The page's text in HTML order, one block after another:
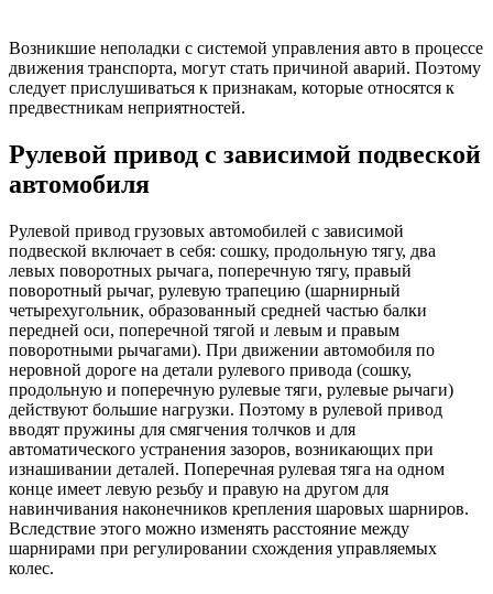
Возникшие неполадки с системой управления авто в процессе
движения транспорта, могут стать причиной аварий. Поэтому
следует прислушиваться к признакам, которые относятся к
предвестникам неприятностей.
Рулевой привод с зависимой подвеской
автомобиля
Рулевой привод грузовых автомобилей с зависимой
подвеской включает в себя: сошку, продольную тягу, два
левых поворотных рычага, поперечную тягу, правый
поворотный рычаг, рулевую трапецию (шарнирный
четырехугольник, образованный средней частью балки
передней оси, поперечной тягой и левым и правым
поворотными рычагами). При движении автомобиля по
неровной дороге на детали рулевого привода (сошку,
продольную и поперечную рулевые тяги, рулевые рычаги)
действуют большие нагрузки. Поэтому в рулевой привод
вводят пружины для смягчения толчков и для
автоматического устранения зазоров, возникающих при
изнашивании деталей. Поперечная рулевая тяга на одном
конце имеет левую резьбу и правую на другом для
навинчивания наконечников крепления шаровых шарниров.
Вследствие этого можно изменять расстояние между
шарнирами при регулировании схождения управляемых
колес.